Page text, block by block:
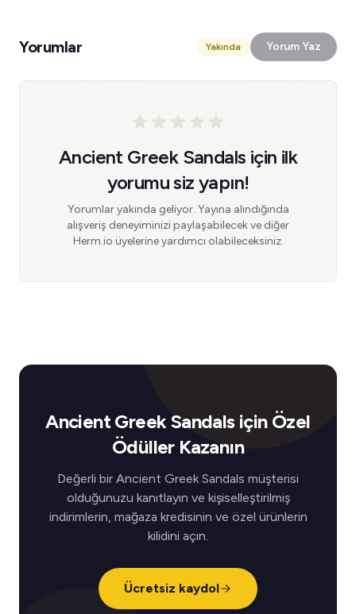
Yorumlar Yakında Yorum Yaz
Ancient Greek Sandals için ilk
yorumu siz yapın!
Yorumlar yakında geliyor. Yayına alındığında
alışveriş deneyiminizi paylaşabilecek ve diğer
Herm.io üyelerine yardımcı olabileceksiniz.
Ancient Greek Sandals için Özel
Ödüller Kazanın
Değerli bir Ancient Greek Sandals müşterisi
olduğunuzu kanıtlayın ve kişiselleştirilmiş
indirimlerin, mağaza kredisinin ve özel ürünlerin
kilidini açın.
Ücretsiz kaydol